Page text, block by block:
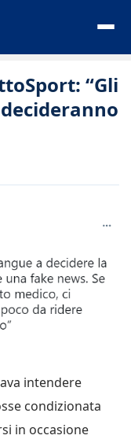
“Gli
intendere
condizionata
in occasione